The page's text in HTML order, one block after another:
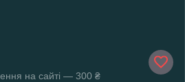
на сайті — 300 ₴